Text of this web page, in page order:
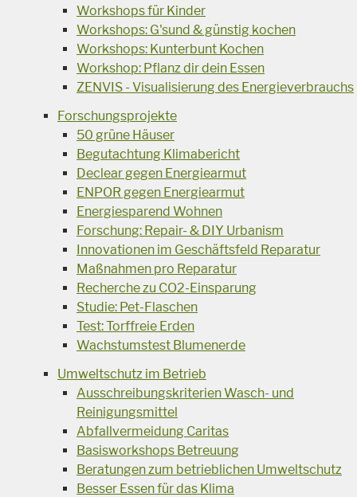
Workshops für Kinder
Workshops: G'sund & günstig kochen
Workshops: Kunterbunt Kochen
Workshop: Pflanz dir dein Essen
ZENVIS - Visualisierung des Energieverbrauchs
Forschungsprojekte
50 grüne Häuser
Begutachtung Klimabericht
Declear gegen Energiearmut
ENPOR gegen Energiearmut
Energiesparend Wohnen
Forschung: Repair- & DIY Urbanism
Innovationen im Geschäftsfeld Reparatur
Maßnahmen pro Reparatur
Recherche zu CO2-Einsparung
Studie: Pet-Flaschen
Test: Torffreie Erden
Wachstumstest Blumenerde
Umweltschutz im Betrieb
Ausschreibungskriterien Wasch- und
Reinigungsmittel
Abfallvermeidung Caritas
Basisworkshops Betreuung
Beratungen zum betrieblichen Umweltschutz
Besser Essen für das Klima